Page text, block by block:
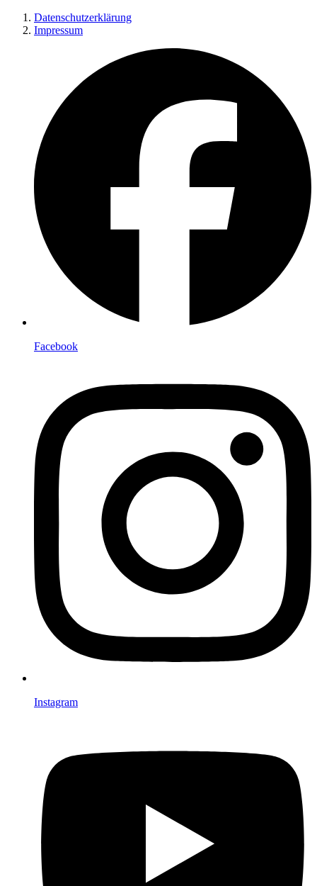
Datenschutzerklärung
Impressum
Facebook
Instagram